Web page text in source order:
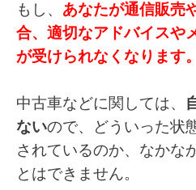
もし、 あなたが通信販売
合、適切なアドバイスや
が受けられなくなります。
中古車などに関しては、
ないので、どういった状
されているのか、なかな
とはできません。